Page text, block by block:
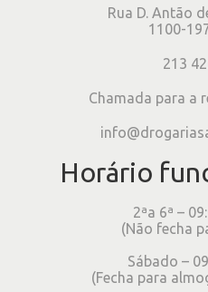
Rua D. Antão
1100-
213
Chamada para a
Horário
2ªa 6ª –
(Não fecha
Sábado –
(Fecha para